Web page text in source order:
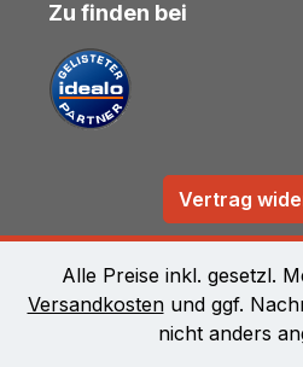
Zu finden bei
Vertrag
Alle Preise inkl. gesetzl.
Versandkostenund ggf.
nicht anders